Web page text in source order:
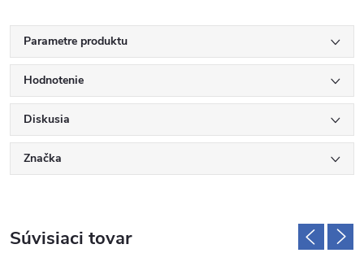
Parametre produktu
Hodnotenie
Diskusia
Značka
Súvisiaci tovar